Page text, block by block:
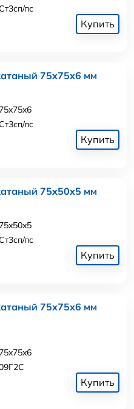
Ст3сп/пс
Купить
75x75x6 мм
75x75x6
Ст3сп/пс
Купить
75x50x5 мм
75x50x5
Ст3сп/пс
Купить
75x75x6 мм
75x75x6
Купить